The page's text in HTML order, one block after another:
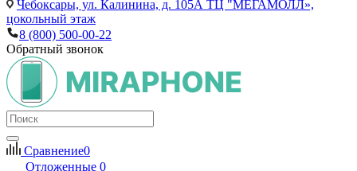
Чебоксары, ул. Калинина, д. 105А ТЦ "МЕГАМОЛЛ»,
цокольный этаж
8 (800) 500-00-22
Обратный звонок
Сравнение0
Отложенные 0